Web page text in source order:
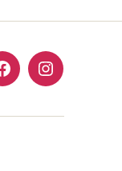
FacebookInstagram